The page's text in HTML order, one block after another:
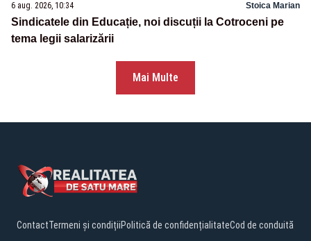
6 aug. 2026, 10:34 Stoica Marian
Sindicatele din Educație, noi discuții la Cotroceni pe
tema legii salarizării
Mai Multe
ContactTermeni și condițiiPolitică de confidențialitateCod de conduită